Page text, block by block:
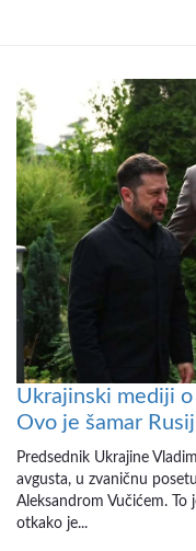
Ukrajinski mediji
Ovo je šamar
Predsednik Ukrajine
avgusta, u zvaničnu
Aleksandrom Vučićem. To
otkako je...